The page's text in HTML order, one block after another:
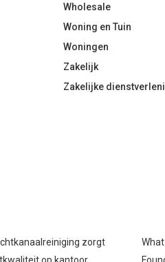
Wholesale
Woning en Tuin
Woningen
Zakelijk
Zakelijke
zorgt